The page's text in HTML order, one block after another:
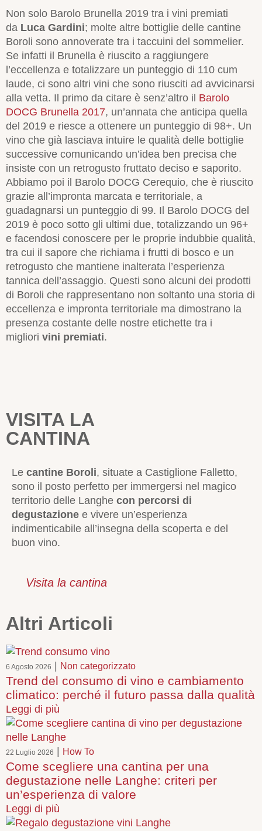
Non solo Barolo Brunella 2019 tra i vini premiati
da Luca Gardini; molte altre bottiglie delle cantine
Boroli sono annoverate tra i taccuini del sommelier.
Se infatti il Brunella è riuscito a raggiungere
l’eccellenza e totalizzare un punteggio di 110 cum
laude, ci sono altri vini che sono riusciti ad avvicinarsi
alla vetta. Il primo da citare è senz’altro il Barolo
DOCG Brunella 2017, un’annata che anticipa quella
del 2019 e riesce a ottenere un punteggio di 98+. Un
vino che già lasciava intuire le qualità delle bottiglie
successive comunicando un’idea ben precisa che
insiste con un retrogusto fruttato deciso e saporito.
Abbiamo poi il Barolo DOCG Cerequio, che è riuscito
grazie all’impronta marcata e territoriale, a
guadagnarsi un punteggio di 99. Il Barolo DOCG del
2019 è poco sotto gli ultimi due, totalizzando un 96+
e facendosi conoscere per le proprie indubbie qualità,
tra cui il sapore che richiama i frutti di bosco e un
retrogusto che mantiene inalterata l’esperienza
tannica dell’assaggio. Questi sono alcuni dei prodotti
di Boroli che rappresentano non soltanto una storia di
eccellenza e impronta territoriale ma dimostrano la
presenza costante delle nostre etichette tra i
migliori vini premiati.
VISITA LA
CANTINA
Le cantine Boroli, situate a Castiglione Falletto,
sono il posto perfetto per immergersi nel magico
territorio delle Langhe con percorsi di
degustazione e vivere un’esperienza
indimenticabile all’insegna della scoperta e del
buon vino.
Visita la cantina
Altri Articoli
6 Agosto 2026 | Non categorizzato
Trend del consumo di vino e cambiamento
climatico: perché il futuro passa dalla qualità
Leggi di più
22 Luglio 2026 | How To
Come scegliere una cantina per una
degustazione nelle Langhe: criteri per
un’esperienza di valore
Leggi di più